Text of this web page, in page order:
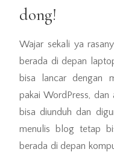
dong!
Wajar sekali ya
berada di depan
bisa lancar dengan
pakai WordPress,
bisa diunduh dan
menulis blog tetap
berada di depan